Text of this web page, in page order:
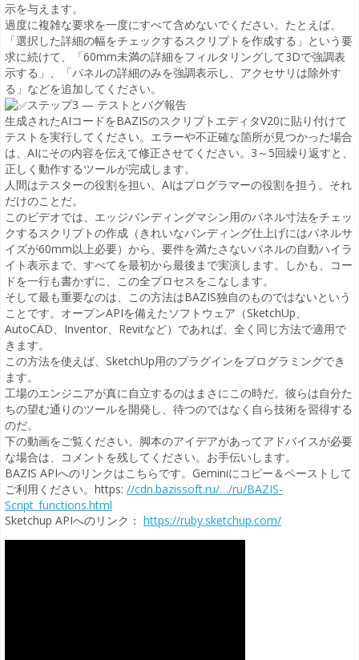
示を与えます。
過度に複雑な要求を一度にすべて含めないでください。たとえば、
「選択した詳細の幅をチェックするスクリプトを作成する」という要
求に続けて、「60mm未満の詳細をフィルタリングして3Dで強調表
示する」、「パネルの詳細のみを強調表示し、アクセサリは除外す
る」などを追加してください。
ステップ3 — テストとバグ報告
生成されたAIコードをBAZISのスクリプトエディタV20に貼り付けて
テストを実行してください。エラーや不正確な箇所が見つかった場合
は、AIにその内容を伝えて修正させてください。3～5回繰り返すと、
正しく動作するツールが完成します。
人間はテスターの役割を担い、AIはプログラマーの役割を担う。それ
だけのことだ。
このビデオでは、エッジバンディングマシン用のパネル寸法をチェッ
クするスクリプトの作成（きれいなバンディング仕上げにはパネルサ
イズが60mm以上必要）から、要件を満たさないパネルの自動ハイラ
イト表示まで、すべてを最初から最後まで実演します。しかも、コー
ドを一行も書かずに、この全プロセスをこなします。
そして最も重要なのは、この方法はBAZIS独自のものではないという
ことです。オープンAPIを備えたソフトウェア（SketchUp、
AutoCAD、Inventor、Revitなど）であれば、全く同じ方法で適用で
きます。
この方法を使えば、SketchUp用のプラグインをプログラミングでき
ます。
工場のエンジニアが真に自立するのはまさにこの時だ。彼らは自分た
ちの望む通りのツールを開発し、待つのではなく自ら技術を習得する
のだ。
下の動画をご覧ください。脚本のアイデアがあってアドバイスが必要
な場合は、コメントを残してください。お手伝いします。
BAZIS APIへのリンクはこちらです。Geminiにコピー＆ペーストして
ご利用ください。https: //cdn.bazissoft.ru/…/ru/BAZIS-
Script_functions.html
Sketchup APIへのリンク： https://ruby.sketchup.com/